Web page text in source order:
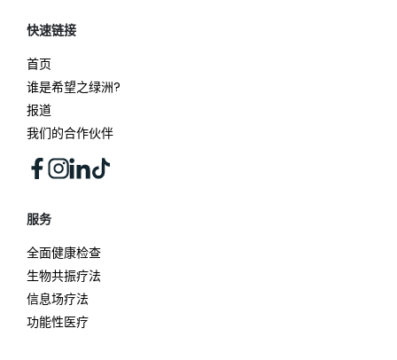
快速链接
首页
谁是希望之绿洲?
报道
我们的合作伙伴
服务
全面健康检查
生物共振疗法
信息场疗法
功能性医疗